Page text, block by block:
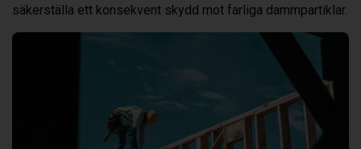
säkerställa ett konsekvent skydd mot farliga dammpartiklar.